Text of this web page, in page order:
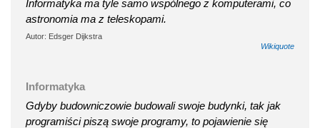
Informatyka ma tyle samo wspólnego z komputerami, co
astronomia ma z teleskopami.
Autor: Edsger Dijkstra
Wikiquote
Informatyka
Gdyby budowniczowie budowali swoje budynki, tak jak
programiści piszą swoje programy, to pojawienie się